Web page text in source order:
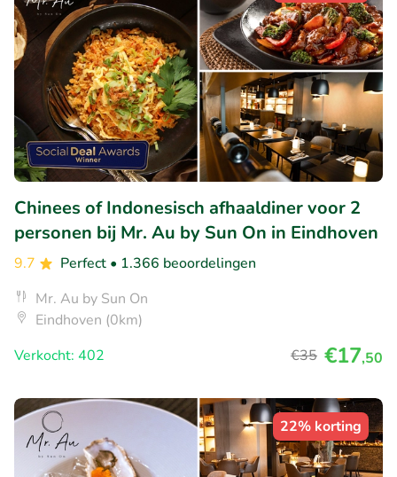
Chinees of Indonesisch afhaaldiner voor 2
personen bij Mr. Au by Sun On in Eindhoven
9.7 Perfect • 1.366 beoordelingen
Mr. Au by Sun On
Eindhoven (0km)
Verkocht: 402
€35 €17,50
22% korting